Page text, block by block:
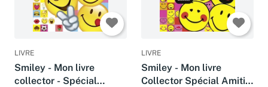
LIVRE
Smiley - Mon livre
collector - Spécial
LIVRE
Smiley - Mon livre
Collector Spécial Amitié